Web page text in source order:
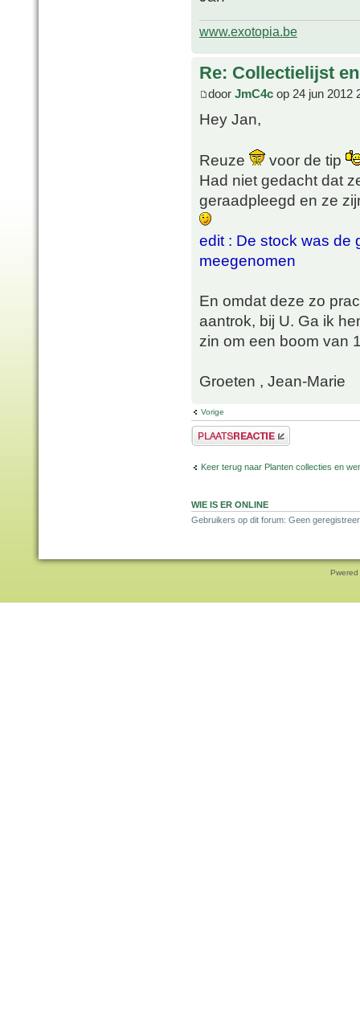
www.exotopia.be
Re: Collectielijst
door JmC4c op 24 jun 2012
Hey Jan,
Reuze
voor de tip
Had niet gedacht dat
geraadpleegd en ze
edit : De stock was de
meegenomen
En omdat deze zo
aantrok, bij U. Ga ik
zin om een boom van
Groeten , Jean-Marie
Vorige
Plaats een reactie
Keer terug naar Planten collecties en
WIE IS ER ONLINE
Gebruikers op dit forum: Geen